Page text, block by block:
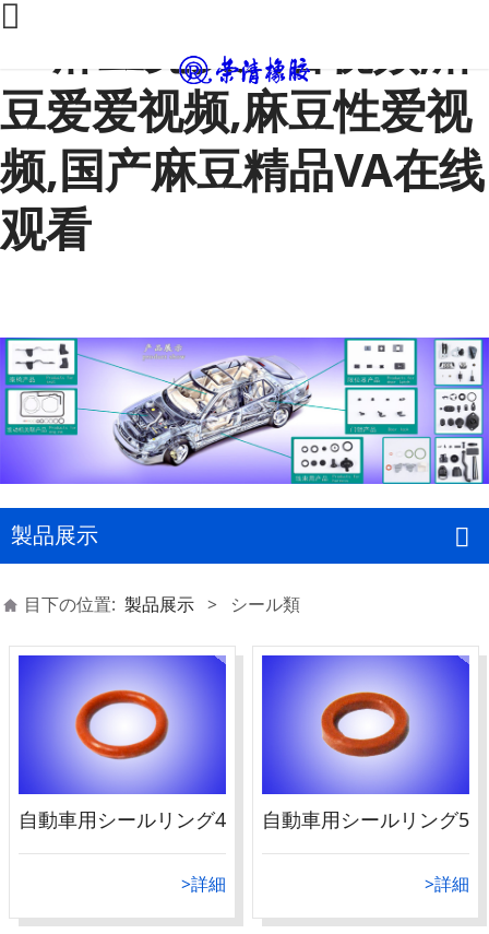
91麻豆免费观看视频,麻
豆爱爱视频,麻豆性爱视
频,国产麻豆精品VA在线
观看
製品展示
目下の位置: 製品展示 > シール類
自動車用シールリング4
>詳細
自動車用シールリング5
>詳細